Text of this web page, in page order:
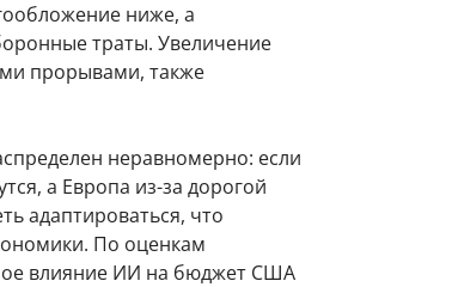
ниже, а
траты. Увеличение
прорывами, также
неравномерно: если
а Европа из-за дорогой
адаптироваться, что
По оценкам
влияние ИИ на бюджет США